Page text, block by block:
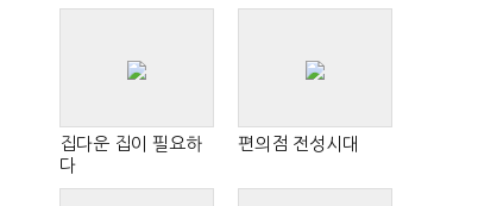
집다운 집이 필요하
다
편의점 전성시대